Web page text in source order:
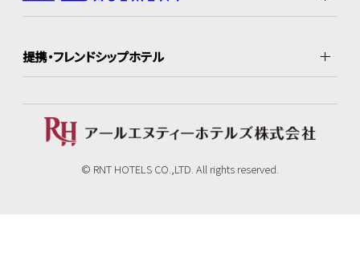
提携・フレンドシップホテル
© RNT HOTELS CO.,LTD. All rights reserved.